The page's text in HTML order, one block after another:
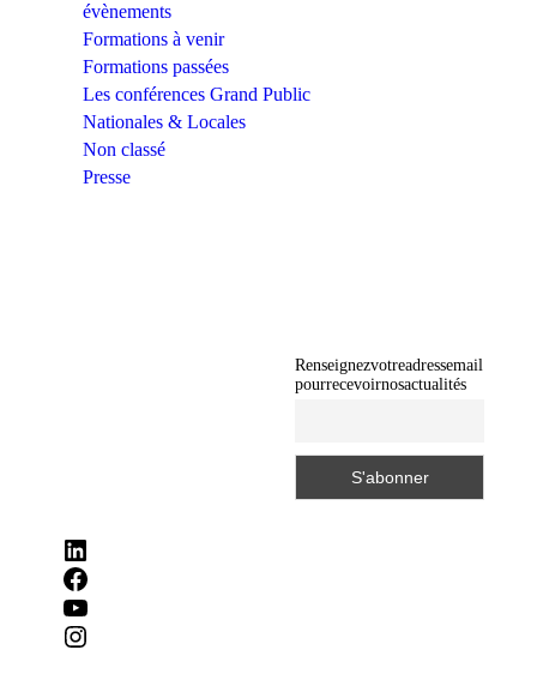
évènements
Formations à venir
Formations passées
Les conférences Grand Public
Nationales & Locales
Non classé
Presse
Renseignez votre adresse mail
pour recevoir nos actualités